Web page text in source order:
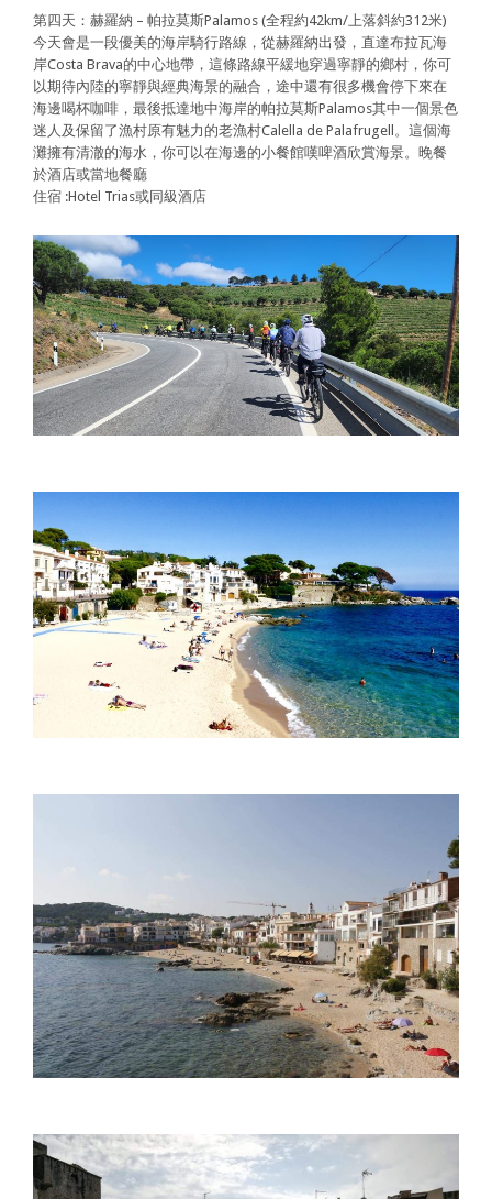
第四天：赫羅納 – 帕拉莫斯Palamos (全程約42km/上落斜約312米)
今天會是一段優美的海岸騎行路線，從赫羅納出發，直達布拉瓦海
岸Costa Brava的中心地帶，這條路線平緩地穿過寧靜的鄉村，你可
以期待內陸的寧靜與經典海景的融合，途中還有很多機會停下來在
海邊喝杯咖啡，最後抵達地中海岸的帕拉莫斯Palamos其中一個景色
迷人及保留了漁村原有魅力的老漁村Calella de Palafrugell。這個海
灘擁有清澈的海水，你可以在海邊的小餐館嘆啤酒欣賞海景。晚餐
於酒店或當地餐廳
住宿 :Hotel Trias或同級酒店